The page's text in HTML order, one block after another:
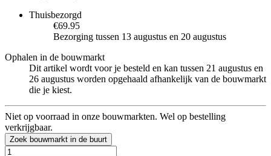
Thuisbezorgd
€69.95
Bezorging tussen 13 augustus en 20 augustus
Ophalen in de bouwmarkt
Dit artikel wordt voor je besteld en kan tussen 21 augustus en
26 augustus worden opgehaald afhankelijk van de bouwmarkt
die je kiest.
Niet op voorraad in onze bouwmarkten. Wel op bestelling
verkrijgbaar.
Zoek bouwmarkt in de buurt